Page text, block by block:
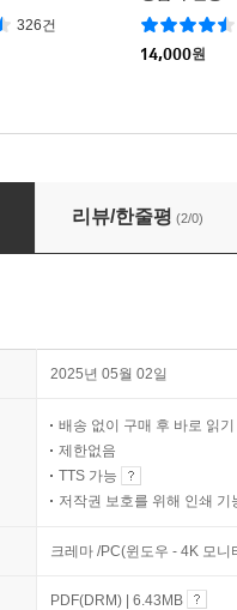
326건
14,000원
리뷰/한줄평 (2/0)
2025년 05월 02일
배송 없이 구매 후 바로 읽기
제한없음
TTS 가능
저작권 보호를 위해 인쇄 기
크레마 /PC(윈도우 - 4K 모
PDF(DRM) | 6.43MB